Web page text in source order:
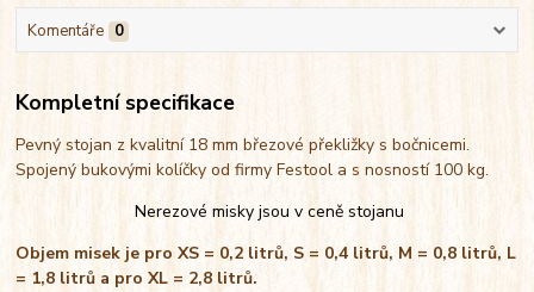
Komentáře 0
Kompletní specifikace
Pevný stojan z kvalitní 18 mm březové překližky s bočnicemi.
Spojený bukovými kolíčky od firmy Festool a s nosností 100 kg.
Nerezové misky jsou v ceně stojanu
Objem misek je pro XS = 0,2 litrů, S = 0,4 litrů, M = 0,8 litrů, L
= 1,8 litrů a pro XL = 2,8 litrů.